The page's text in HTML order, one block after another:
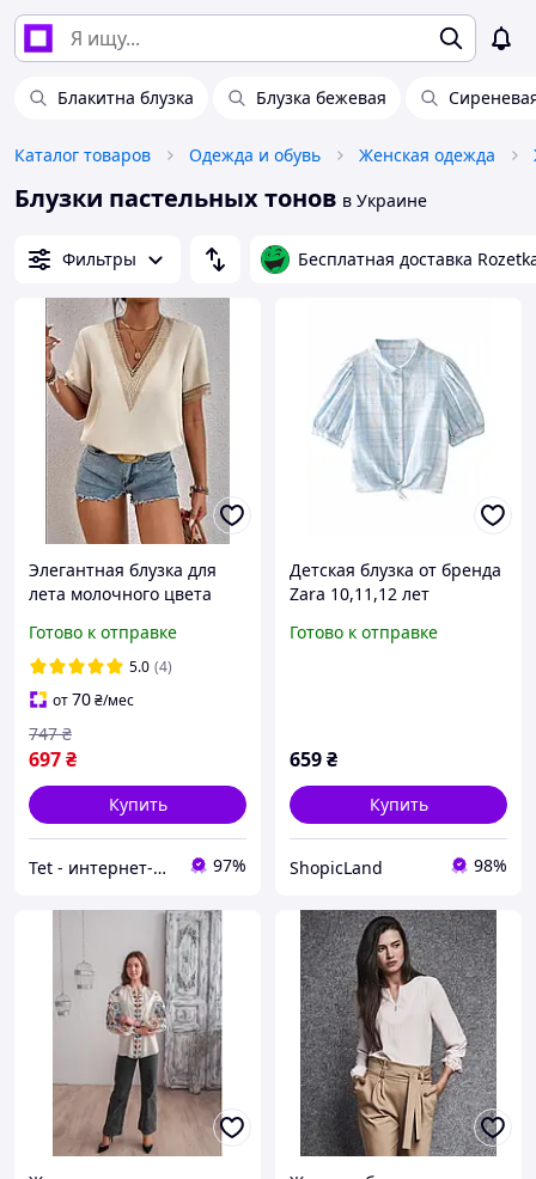
Блакитна блузка Блузка бежевая
Каталог товаров Одежда и обувь Женская одежда
Блузки пастельных тонов в Украине
Фильтры Бесплатная доставка
Элегантная блузка для
лета молочного цвета
Готово к отправке
5.0 (4)
от70₴/мес
697₴
747 ₴
Купить
Tet - интернет-магазин женской одежды и аксессуаров 97%
Детская блузка от бренда
Zara 10,11,12 лет
Готово к отправке
659₴
Купить
ShopicLand 98%